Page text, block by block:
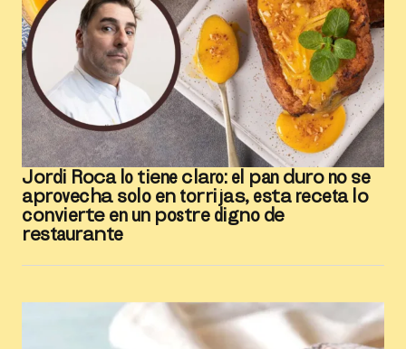
Jordi Roca lo tiene claro: el pan duro no se
aprovecha solo en torrijas, esta receta lo
convierte en un postre digno de
restaurante